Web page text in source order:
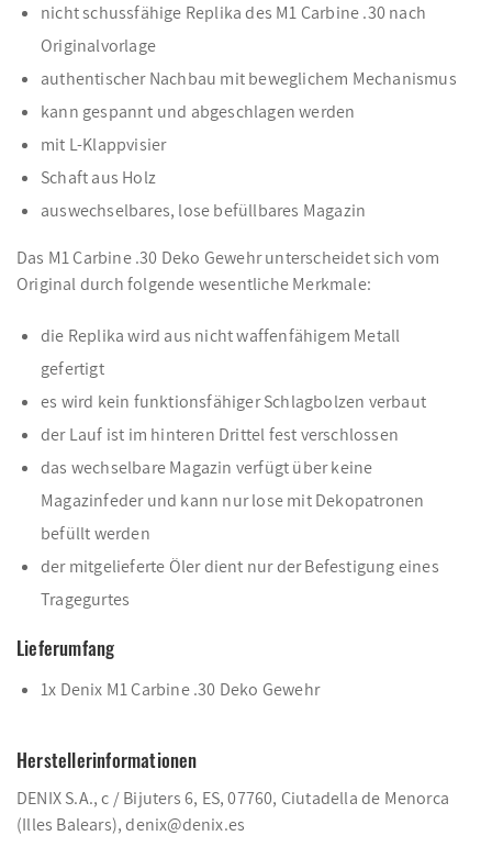
nicht schussfähige Replika des M1 Carbine .30 nach
Originalvorlage
authentischer Nachbau mit beweglichem Mechanismus
kann gespannt und abgeschlagen werden
mit L-Klappvisier
Schaft aus Holz
auswechselbares, lose befüllbares Magazin
Das M1 Carbine .30 Deko Gewehr unterscheidet sich vom
Original durch folgende wesentliche Merkmale:
die Replika wird aus nicht waffenfähigem Metall
gefertigt
es wird kein funktionsfähiger Schlagbolzen verbaut
der Lauf ist im hinteren Drittel fest verschlossen
das wechselbare Magazin verfügt über keine
Magazinfeder und kann nur lose mit Dekopatronen
befüllt werden
der mitgelieferte Öler dient nur der Befestigung eines
Tragegurtes
Lieferumfang
1x Denix M1 Carbine .30 Deko Gewehr
Herstellerinformationen
DENIX S.A., c / Bijuters 6, ES, 07760, Ciutadella de Menorca
(Illes Balears), denix@denix.es